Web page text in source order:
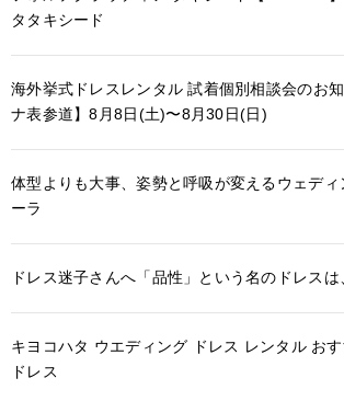
タタキシード
海外挙式ドレスレンタル 試着個別相談会のお
ナ表参道】8月8日(土)〜8月30日(日)
体型よりも大事、姿勢と呼吸が変えるウェデ
ーラ
ドレス迷子さんへ「品性」という名のドレス
キヨコハタ ウエディング ドレス レンタル お
ドレス